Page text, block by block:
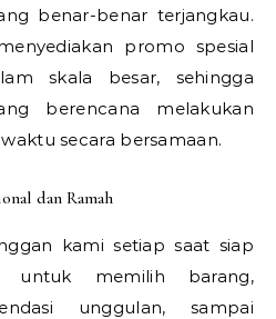
benar-benar terjangkau.
promo spesial
skala besar, sehingga
berencana melakukan
secara bersamaan.
dan Ramah
kami setiap saat siap
untuk memilih barang,
unggulan, sampai